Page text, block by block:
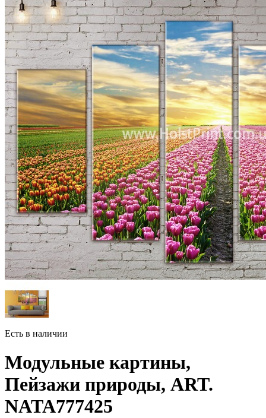
Есть в наличии
Модульные картины,
Пейзажи природы, ART.
NATA777425